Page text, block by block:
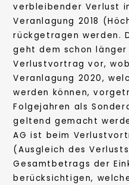
verbleibender Verlust
Veranlagung 2018
rückgetragen werden.
geht dem schon
Verlustvortrag vor,
Veranlagung 2020,
werden können,
Folgejahren als
geltend gemacht
AG ist beim
(Ausgleich des
Gesamtbetrags der
berücksichtigen,